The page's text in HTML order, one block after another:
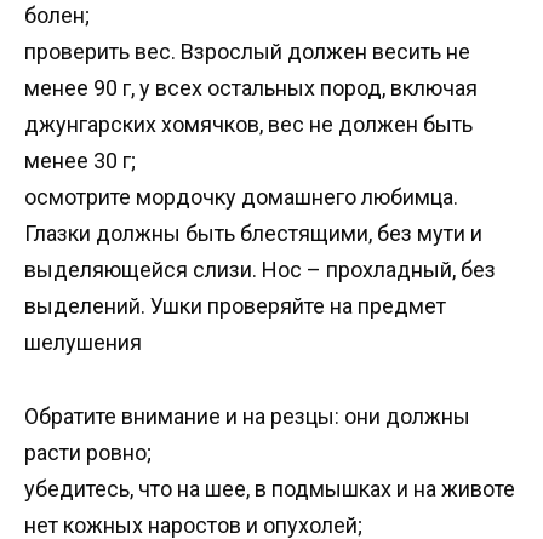
болен;
проверить вес. Взрослый должен весить не
менее 90 г, у всех остальных пород, включая
джунгарских хомячков, вес не должен быть
менее 30 г;
осмотрите мордочку домашнего любимца.
Глазки должны быть блестящими, без мути и
выделяющейся слизи. Нос – прохладный, без
выделений. Ушки проверяйте на предмет
шелушения
Обратите внимание и на резцы: они должны
расти ровно;
убедитесь, что на шее, в подмышках и на животе
нет кожных наростов и опухолей;